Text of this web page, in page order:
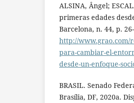
ALSINA, Ângel;
primeras edades
Barcelona, n. 44, p.
http://www.grao.com/
para-cambiar-el-
desde-un-enfoque-
BRASIL. Senado
Brasília, DF, 2020a.